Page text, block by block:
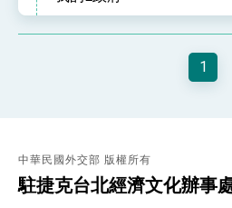
台美貿易協議完成簽
性突破 總統強調將以
升級 籲請立院全力支
外交部長林佳龍於《外
世界 需要台灣，團結合
外交部長林佳龍出席《
1
中華民國外交部 版權所有
駐捷克台北經濟文化辦事